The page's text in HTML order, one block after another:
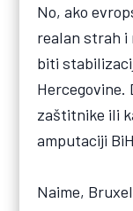
No, ako
realan strah i
biti
Hercegovine.
zaštitnike ili
amputaciji
Naime,